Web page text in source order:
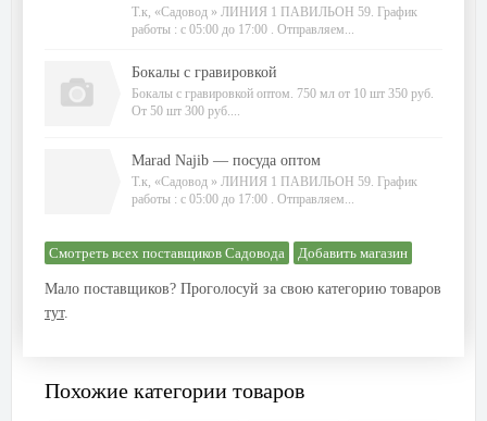
Т.к, «Садовод » ЛИНИЯ 1 ПАВИЛЬОН 59. График
работы : с 05:00 до 17:00 . Отправляем...
Бокалы с гравировкой
Бокалы с гравировкой оптом. 750 мл от 10 шт 350 руб.
От 50 шт 300 руб....
Marad Najib — посуда оптом
Т.к, «Садовод » ЛИНИЯ 1 ПАВИЛЬОН 59. График
работы : с 05:00 до 17:00 . Отправляем...
Смотреть всех поставщиков Садовода Добавить магазин
Мало поставщиков? Проголосуй за свою категорию товаров
тут.
Похожие категории товаров